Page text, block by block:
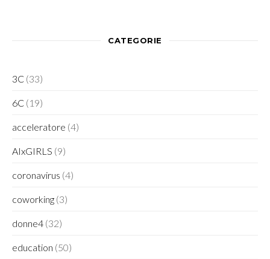
CATEGORIE
3C (33)
6C (19)
acceleratore (4)
AIxGIRLS (9)
coronavirus (4)
coworking (3)
donne4 (32)
education (50)